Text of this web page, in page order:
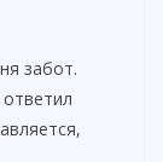
забот.